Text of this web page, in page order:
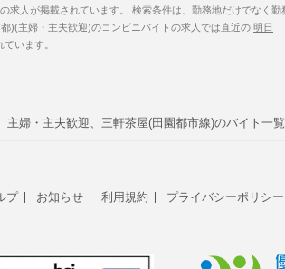
求人が掲載されています。 検索条件は、勤務地だけでなく勤
)(主婦・主夫歓迎)のコンビニバイトの求人では直近の 明日
います。
主婦・主夫歓迎、三軒茶屋(田園都市線)のバイト一覧
プ お知らせ 利用規約 プライバシーポリシー